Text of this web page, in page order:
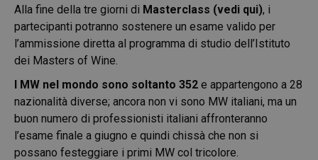
Alla fine della tre giorni di Masterclass (vedi qui), i
partecipanti potranno sostenere un esame valido per
l’ammissione diretta al programma di studio dell’Istituto
dei Masters of Wine.
I MW nel mondo sono soltanto 352 e appartengono a 28
nazionalità diverse; ancora non vi sono MW italiani, ma un
buon numero di professionisti italiani affronteranno
l’esame finale a giugno e quindi chissà che non si
possano festeggiare i primi MW col tricolore.